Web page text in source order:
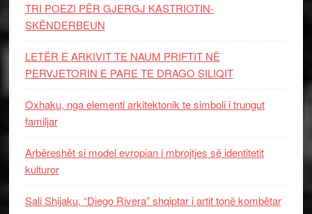
TRI POEZI PËR GJERGJ KASTRIOTIN-
SKËNDERBEUN
LETËR E ARKIVIT TE NAUM PRIFTIT NË
PERVJETORIN E PARE TE DRAGO SILIQIT
Oxhaku, nga elementi arkitektonik te simboli i trungut
familjar
Arbëreshët si model evropian i mbrojtjes së identitetit
kulturor
Sali Shijaku, “Diego Rivera” shqiptar i artit tonë kombëtar